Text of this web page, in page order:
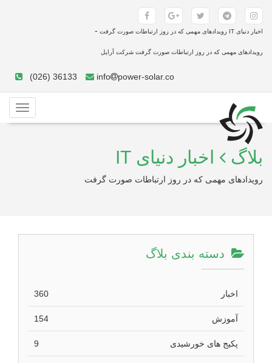
اخبار دنیای IT رویدادهای مهمی که در روز ارتباطات صورت گرفت -
رویدادهای مهمی که در روز ارتباطات صورت گرفت شرکت آراپل
info power-solar.co
(026) 36133
بلاگ اخبار دنیای IT
رویدادهای مهمی که در روز ارتباطات صورت گرفت
دسته بندی بلاگ
اخبار 360
آموزش 154
پکیج های خورشیدی 9